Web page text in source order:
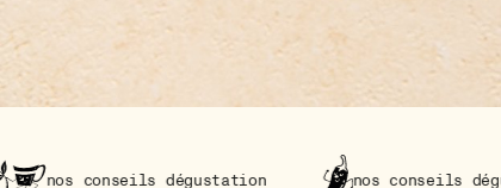
dégustation nos conseils dégustation